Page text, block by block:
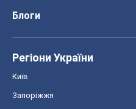
Блоги
Регіони України
Київ
Запоріжжя